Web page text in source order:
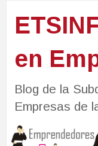
en
Blog de la
Empresas de